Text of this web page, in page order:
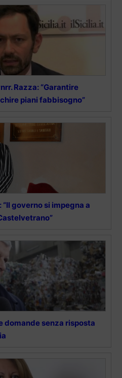
Razza: “Garantire
piani fabbisogno”
governo si impegna a
domande senza risposta